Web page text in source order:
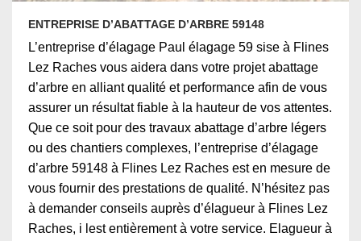
ENTREPRISE D’ABATTAGE D’ARBRE 59148
L’entreprise d’élagage Paul élagage 59 sise à Flines
Lez Raches vous aidera dans votre projet abattage
d’arbre en alliant qualité et performance afin de vous
assurer un résultat fiable à la hauteur de vos attentes.
Que ce soit pour des travaux abattage d’arbre légers
ou des chantiers complexes, l’entreprise d’élagage
d’arbre 59148 à Flines Lez Raches est en mesure de
vous fournir des prestations de qualité. N’hésitez pas
à demander conseils auprès d’élagueur à Flines Lez
Raches, i lest entièrement à votre service. Elagueur à